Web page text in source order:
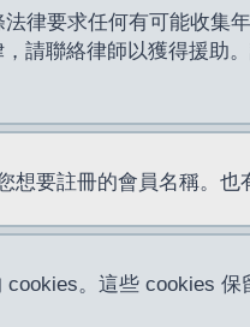
律要求任何有可能收
請聯絡律師以獲得援助
要註冊的會員名稱。
。這些 cookies